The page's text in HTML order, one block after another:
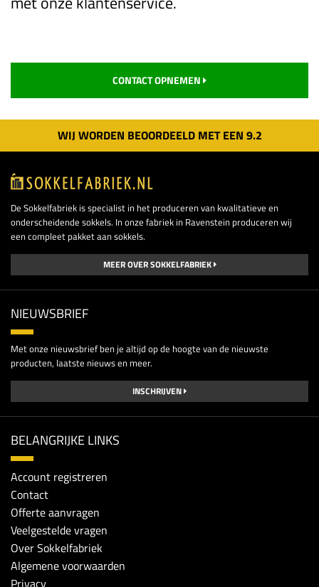
CONTACT OPNEMEN
WIJ WORDEN BEOORDEELD MET EEN 9.2
De Sokkelfabriek is specialist in het produceren van kwalitatieve en
onderscheidende sokkels. In onze fabriek in Ravenstein produceren wij
een compleet pakket aan sokkels.
MEER OVER SOKKELFABRIEK
NIEUWSBRIEF
Met onze nieuwsbrief ben je altijd op de hoogte van de nieuwste
producten, laatste nieuws en meer.
INSCHRIJVEN
BELANGRIJKE LINKS
Account registreren
Contact
Offerte aanvragen
Veelgestelde vragen
Over Sokkelfabriek
Algemene voorwaarden
Privacy